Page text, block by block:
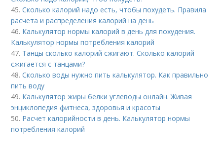
45.Сколько калорий надо есть, чтобы похудеть. Правила
расчета и распределения калорий на день
46. Калькулятор нормы калорий в день для похудения.
Калькулятор нормы потребления калорий
47. Танцы сколько калорий сжигают. Сколько калорий
сжигается с танцами?
48.Сколько воды нужно пить калькулятор. Как правильно
пить воду
49. Калькулятор жиры белки углеводы онлайн. Живая
энциклопедия фитнеса, здоровья и красоты
50. Расчет калорийности в день. Калькулятор нормы
потребления калорий